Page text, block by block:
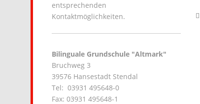
entsprechenden
Kontaktmöglichkeiten.
Bilinguale Grundschule "Altmark"
Bruchweg 3
39576 Hansestadt Stendal
Tel: 03931 495648-0
Fax: 03931 495648-1